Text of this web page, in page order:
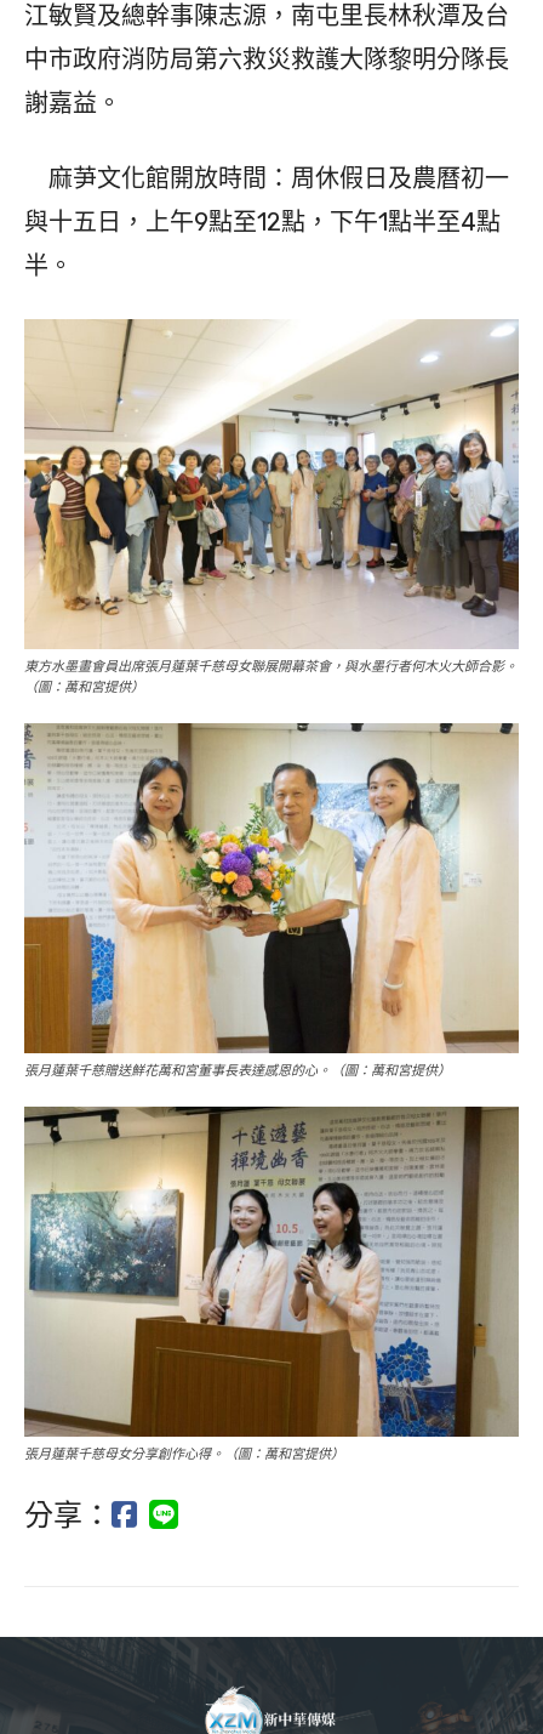
江敏賢及總幹事陳志源，南屯里長林秋潭及台
中市政府消防局第六救災救護大隊黎明分隊長
謝嘉益。
麻芛文化館開放時間：周休假日及農曆初一
與十五日，上午9點至12點，下午1點半至4點
半。
東方水墨畫會員出席張月蓮葉千慈母女聯展開幕茶會，與水墨行者何木火大師合影。
（圖：萬和宮提供）
張月蓮葉千慈贈送鮮花萬和宮董事長表達感恩的心。（圖：萬和宮提供）
張月蓮葉千慈母女分享創作心得。（圖：萬和宮提供）
分享：